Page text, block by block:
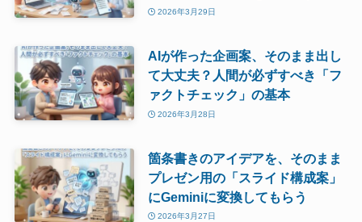
2026年3月29日
AIが作った企画案、そのまま出し
て大丈夫？人間が必ずすべき「フ
ァクトチェック」の基本
2026年3月28日
箇条書きのアイデアを、そのまま
プレゼン用の「スライド構成案」
にGeminiに変換してもらう
2026年3月27日